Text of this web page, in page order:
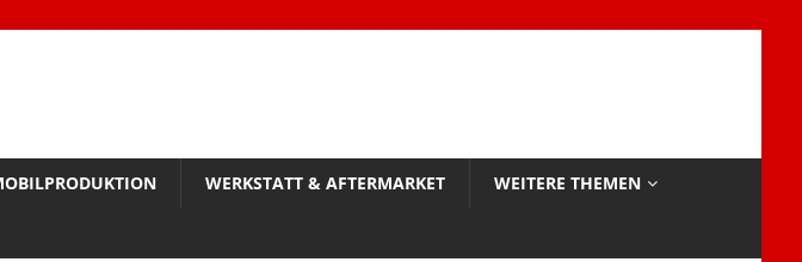
WERKSTATT & AFTERMARKET WEITERE THEMEN